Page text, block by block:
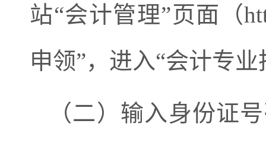
站“会计管理”页面（
申领”，进入“会计专业
（二）输入身份证